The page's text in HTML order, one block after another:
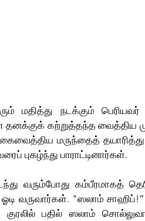
நடக்கும் பெரியவர்
தனக்குக் கற்றுத்தந்த வைத்திய
மருந்தைத்
புகழ்ந்து பாராட்டினார்கள்.
வரும்போது கம்பீரமாகத்
வருவார்கள். "ஸலாம்
குரலில் பதில் ஸலாம்